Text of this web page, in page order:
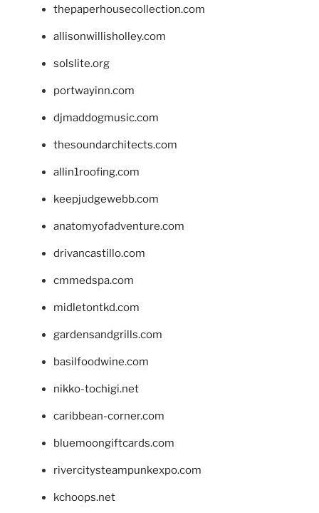
thepaperhousecollection.com
allisonwillisholley.com
solslite.org
portwayinn.com
djmaddogmusic.com
thesoundarchitects.com
allin1roofing.com
keepjudgewebb.com
anatomyofadventure.com
drivancastillo.com
cmmedspa.com
midletontkd.com
gardensandgrills.com
basilfoodwine.com
nikko-tochigi.net
caribbean-corner.com
bluemoongiftcards.com
rivercitysteampunkexpo.com
kchoops.net